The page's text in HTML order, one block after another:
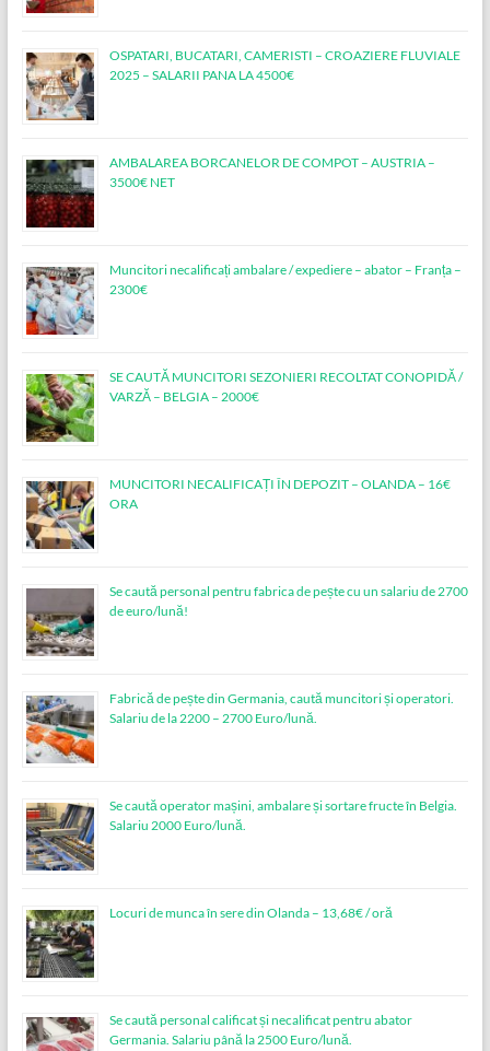
OSPATARI, BUCATARI, CAMERISTI – CROAZIERE FLUVIALE
2025 – SALARII PANA LA 4500€
AMBALAREA BORCANELOR DE COMPOT – AUSTRIA –
3500€ NET
Muncitori necalificați ambalare / expediere – abator – Franța –
2300€
SE CAUTĂ MUNCITORI SEZONIERI RECOLTAT CONOPIDĂ /
VARZĂ – BELGIA – 2000€
MUNCITORI NECALIFICAȚI ÎN DEPOZIT – OLANDA – 16€
ORA
Se caută personal pentru fabrica de pește cu un salariu de 2700
de euro/lună!
Fabrică de pește din Germania, caută muncitori și operatori.
Salariu de la 2200 – 2700 Euro/lună.
Se caută operator mașini, ambalare și sortare fructe în Belgia.
Salariu 2000 Euro/lună.
Locuri de munca în sere din Olanda – 13,68€ / oră
Se caută personal calificat și necalificat pentru abator
Germania. Salariu până la 2500 Euro/lună.